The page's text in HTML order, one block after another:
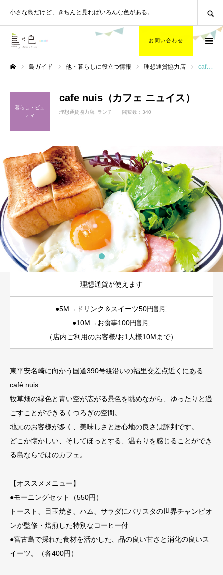
小さな島だけど、 きちんと見ればいろんな色がある。
お問い合わせ
島ガイド 他・暮らしに役立つ情報 理想通貨協力店 cafe nuis（カフェ ニュイス）
暮らし・ビュ
ーティー
cafe nuis（カフェ ニュイス）
理想通貨協力店 ランチ 閲覧数：340
理想通貨が使えます
●5M→ドリンク＆スイーツ50円割引
●10M→お食事100円割引
（店内ご利用のお客様/お1人様10Mまで）
東平安名崎に向かう国道390号線沿いの福里交差点近くにある
café nuis
牧草畑の緑色と青い空が広がる景色を眺めながら、ゆったりと過
ごすことができるくつろぎの空間。
地元のお客様が多く、美味しさと居心地の良さは評判です。
どこか懐かしい、そしてほっとする、温もりを感じることができ
る島ならではのカフェ。
【オススメメニュー】
●モーニングセット（550円）
トースト、目玉焼き、ハム、サラダにバリスタの世界チャンピオ
ンが監修・焙煎した特別なコーヒー付
●宮古島で採れた食材を活かした、品の良い甘さと消化の良いス
イーツ。（各400円）